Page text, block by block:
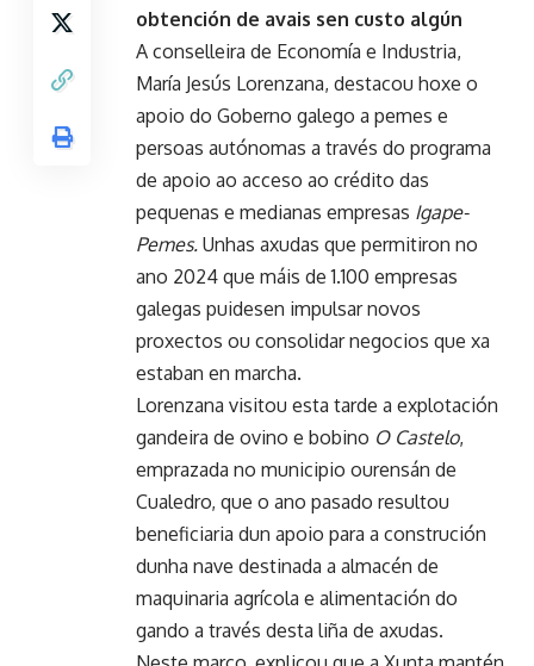
obtención de avais sen custo algún
A conselleira de Economía e Industria,
María Jesús Lorenzana, destacou hoxe o
apoio do Goberno galego a pemes e
persoas autónomas a través do programa
de apoio ao acceso ao crédito das
pequenas e medianas empresas Igape-
Pemes. Unhas axudas que permitiron no
ano 2024 que máis de 1.100 empresas
galegas puidesen impulsar novos
proxectos ou consolidar negocios que xa
estaban en marcha.
Lorenzana visitou esta tarde a explotación
gandeira de ovino e bobino O Castelo,
emprazada no municipio ourensán de
Cualedro, que o ano pasado resultou
beneficiaria dun apoio para a construción
dunha nave destinada a almacén de
maquinaria agrícola e alimentación do
gando a través desta liña de axudas.